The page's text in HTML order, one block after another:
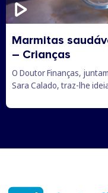
Marmitas
– Crianças
O Doutor Finanças,
Sara Calado, traz-lhe